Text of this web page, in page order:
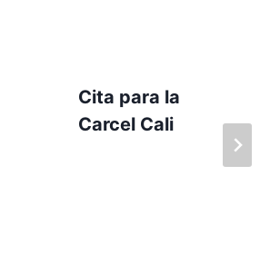
Cita para la
Carcel Cali